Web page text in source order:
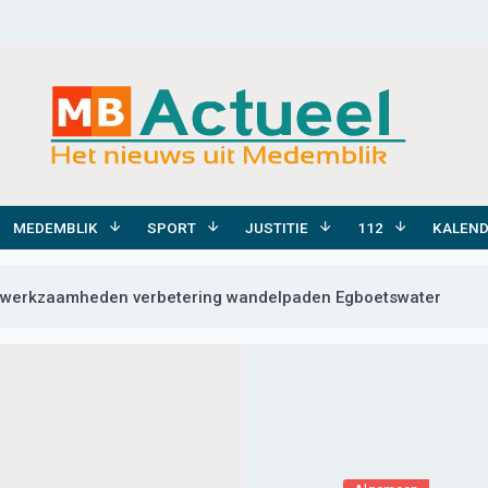
MEDEMBLIK SPORT JUSTITIE 112
verbetering wandelpaden Egboetswater